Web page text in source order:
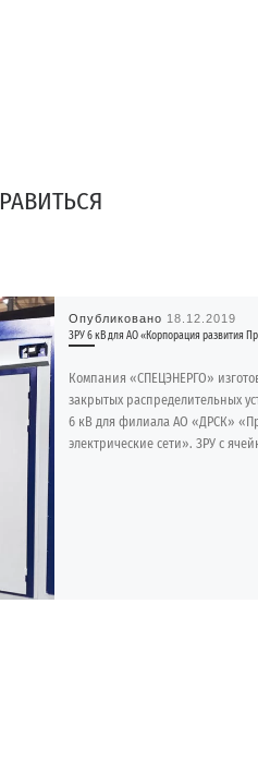
Опубликовано 18.12.2019
ЗРУ 6 кВ для АО «Корпорация развития
Компания «СПЕЦЭНЕРГО»
закрытых распределительных
6 кВ для филиала АО «ДРСК»
электрические сети». ЗРУ с